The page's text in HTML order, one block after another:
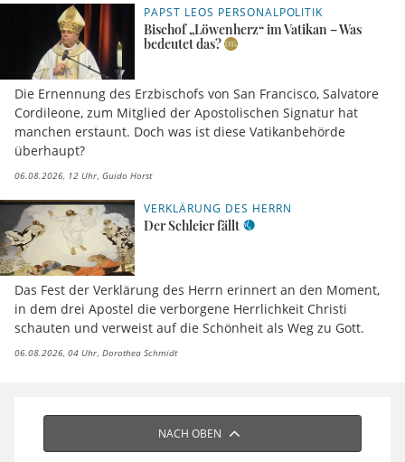
PAPST LEOS PERSONALPOLITIK
Bischof „Löwenherz“ im Vatikan – Was
bedeutet das?
Die Ernennung des Erzbischofs von San Francisco, Salvatore
Cordileone, zum Mitglied der Apostolischen Signatur hat
manchen erstaunt. Doch was ist diese Vatikanbehörde
überhaupt?
06.08.2026, 12 Uhr Guido Horst
VERKLÄRUNG DES HERRN
Der Schleier fällt
Das Fest der Verklärung des Herrn erinnert an den Moment,
in dem drei Apostel die verborgene Herrlichkeit Christi
schauten und verweist auf die Schönheit als Weg zu Gott.
06.08.2026, 04 Uhr Dorothea Schmidt
NACH OBEN